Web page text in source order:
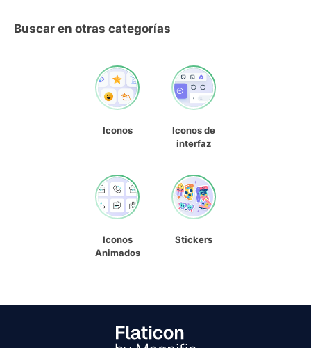
Buscar en otras categorías
Iconos
Iconos de
interfaz
Iconos
Animados
Stickers